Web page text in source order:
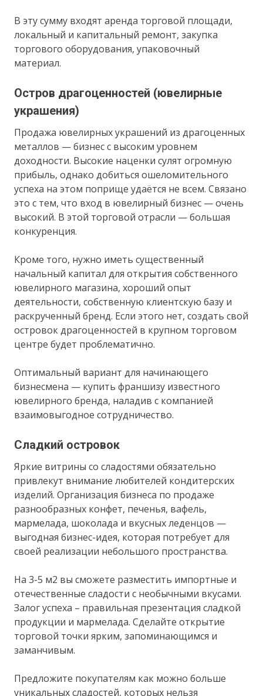
В эту сумму входят аренда торговой площади,
локальный и капитальный ремонт, закупка
торгового оборудования, упаковочный
материал.
Остров драгоценностей (ювелирные
украшения)
Продажа ювелирных украшений из драгоценных
металлов — бизнес с высоким уровнем
доходности. Высокие наценки сулят огромную
прибыль, однако добиться ошеломительного
успеха на этом поприще удаётся не всем. Связано
это с тем, что вход в ювелирный бизнес — очень
высокий. В этой торговой отрасли — большая
конкуренция.
Кроме того, нужно иметь существенный
начальный капитал для открытия собственного
ювелирного магазина, хороший опыт
деятельности, собственную клиентскую базу и
раскрученный бренд. Если этого нет, создать свой
островок драгоценностей в крупном торговом
центре будет проблематично.
Оптимальный вариант для начинающего
бизнесмена — купить франшизу известного
ювелирного бренда, наладив с компанией
взаимовыгодное сотрудничество.
Сладкий островок
Яркие витрины со сладостями обязательно
привлекут внимание любителей кондитерских
изделий. Организация бизнеса по продаже
разнообразных конфет, печенья, вафель,
мармелада, шоколада и вкусных леденцов —
выгодная бизнес-идея, которая потребует для
своей реализации небольшого пространства.
На 3-5 м2 вы сможете разместить импортные и
отечественные сладости с необычными вкусами.
Залог успеха – правильная презентация сладкой
продукции и мармелада. Сделайте открытие
торговой точки ярким, запоминающимся и
заманчивым.
Предложите покупателям как можно больше
уникальных сладостей, которых нельзя